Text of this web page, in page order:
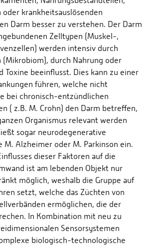
krankheitsauslösenden
Darm besser zu verstehen. Der Darm
Zelltypen (Muskel-,
werden intensiv durch
(Mikrobiom), durch Nahrung oder
Toxine beeinflusst. Dies kann zu einer
führen, welche nicht
bei chronisch-entzündlichen
( z.B. M. Crohn) den Darm betreffen,
Organismus relevant werden
sogar neurodegenerative
M. Alzheimer oder M. Parkinson ein.
dieser Faktoren auf die
ist am lebenden Objekt nur
möglich, weshalb die Gruppe auf
setzt, welche das Züchten von
ermöglichen, die der
In Kombination mit neu zu
Sensorsystemen
biologisch-technologische